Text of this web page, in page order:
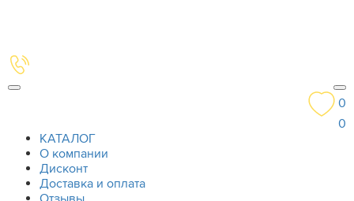
0
0
КАТАЛОГ
О компании
Дисконт
Доставка и оплата